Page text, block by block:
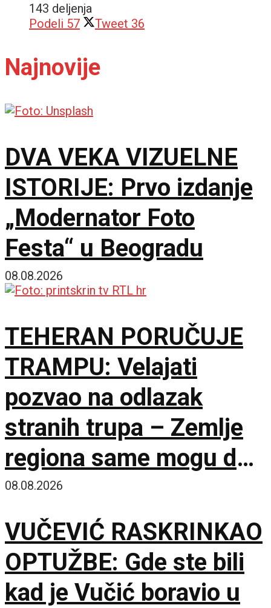
143 deljenja
Podeli 57 Tweet 36
Najnovije
DVA VEKA VIZUELNE
ISTORIJE: Prvo izdanje
„Modernator Foto
Festa“ u Beogradu
08.08.2026
TEHERAN PORUČUJE
TRAMPU: Velajati
pozvao na odlazak
stranih trupa – Zemlje
regiona same mogu da
osiguraju bezbednost
08.08.2026
VUČEVIĆ RASKRINKAO
OPTUŽBE: Gde ste bili
kad je Vučić boravio u